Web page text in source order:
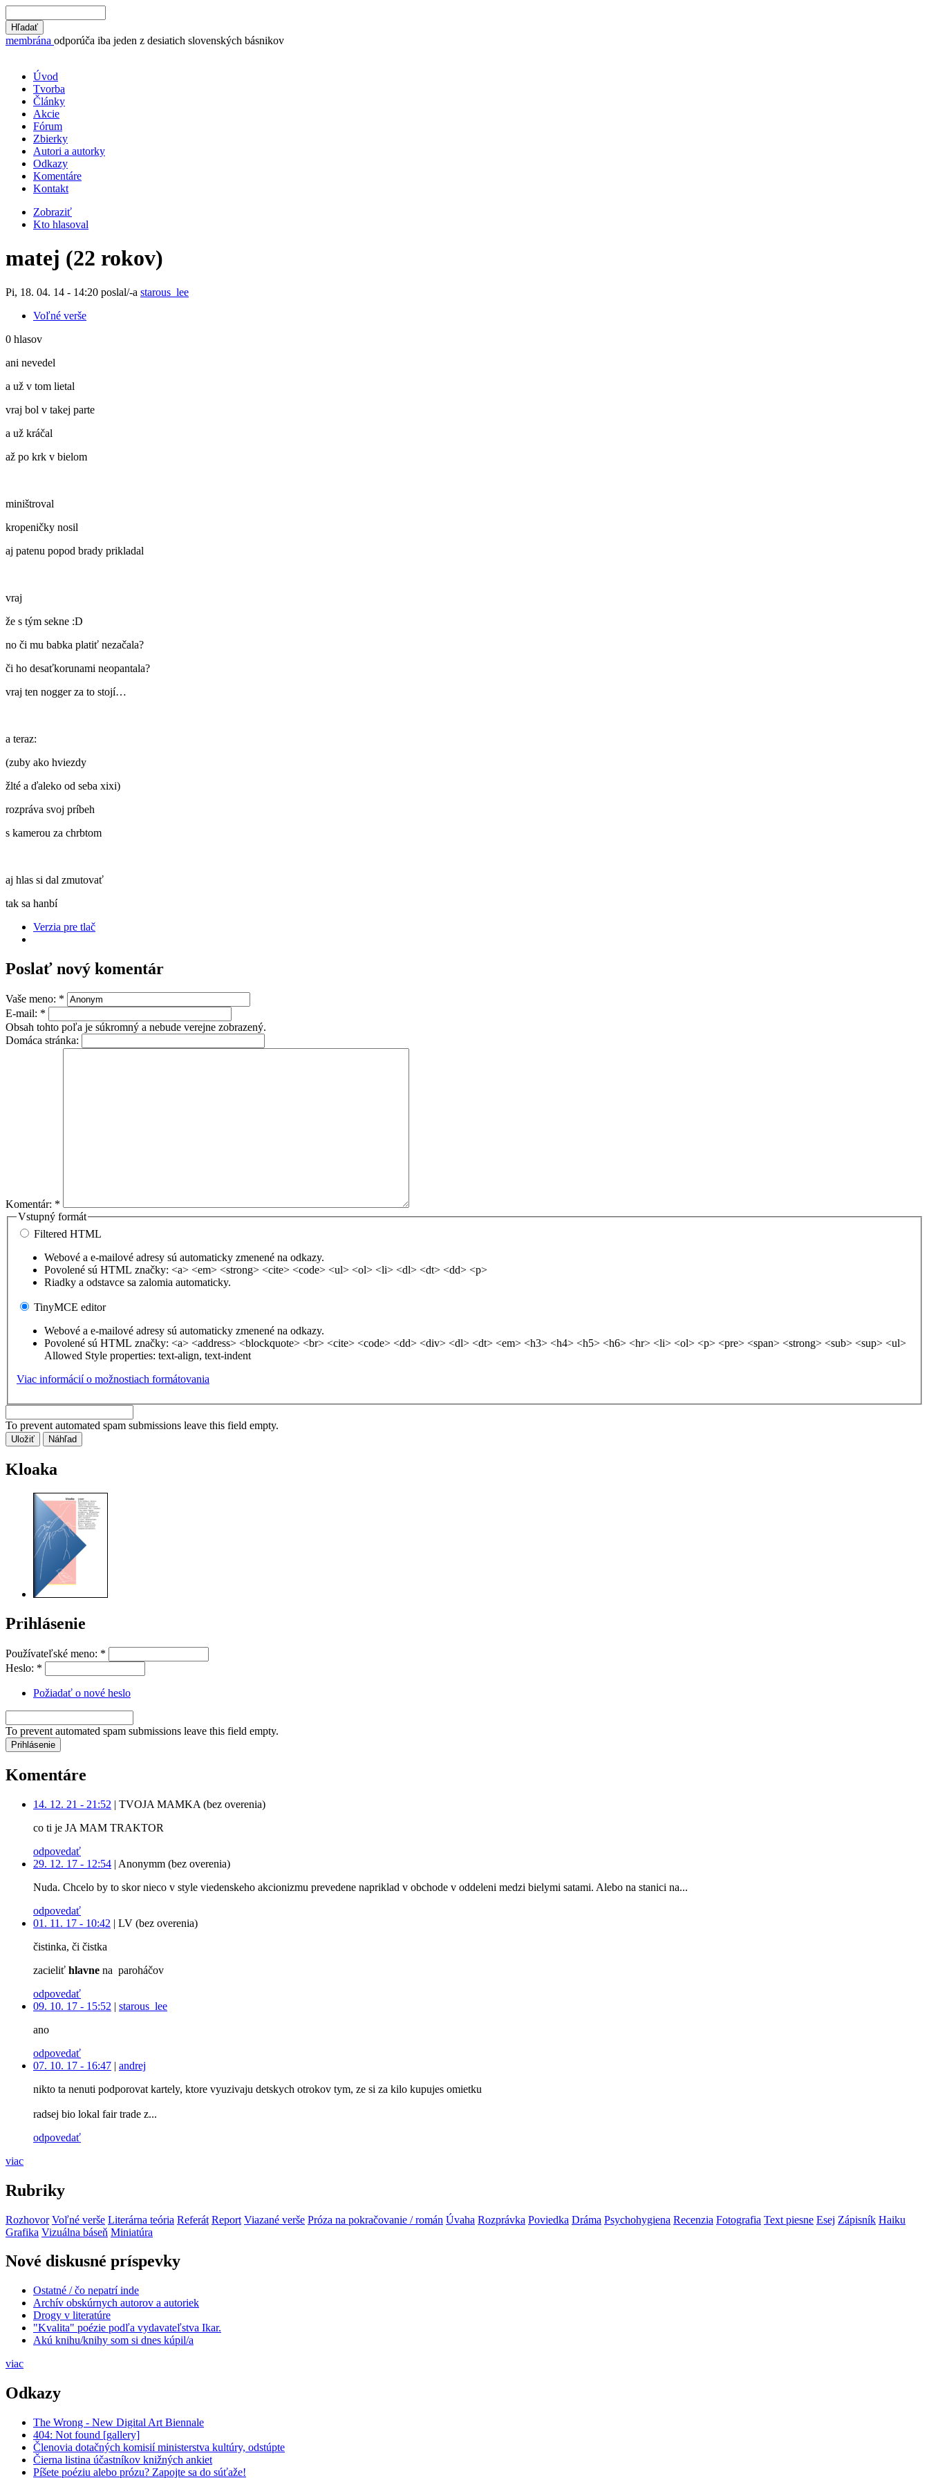
membrána odporúča iba jeden z desiatich slovenských básnikov
Úvod
Tvorba
Články
Akcie
Fórum
Zbierky
Autori a autorky
Odkazy
Komentáre
Kontakt
Zobraziť
Kto hlasoval
matej (22 rokov)
Pi, 18. 04. 14 - 14:20 poslal/-a starous_lee
Voľné verše
0 hlasov
ani nevedel
a už v tom lietal
vraj bol v takej parte
a už kráčal
až po krk v bielom
miništroval
kropeničky nosil
aj patenu popod brady prikladal
vraj
že s tým sekne :D
no či mu babka platiť nezačala?
či ho desaťkorunami neopantala?
vraj ten nogger za to stojí…
a teraz:
(zuby ako hviezdy
žlté a ďaleko od seba xixi)
rozpráva svoj príbeh
s kamerou za chrbtom
aj hlas si dal zmutovať
tak sa hanbí
Verzia pre tlač
Poslať nový komentár
Vaše meno: *
E-mail: *
Obsah tohto poľa je súkromný a nebude verejne zobrazený.
Domáca stránka:
Komentár: *
Vstupný formát
Filtered HTML
Webové a e-mailové adresy sú automaticky zmenené na odkazy.
Povolené sú HTML značky: <a> <em> <strong> <cite> <code> <ul> <ol> <li> <dl> <dt> <dd> <p>
Riadky a odstavce sa zalomia automaticky.
TinyMCE editor
Webové a e-mailové adresy sú automaticky zmenené na odkazy.
Povolené sú HTML značky: <a> <address> <blockquote> <br> <cite> <code> <dd> <div> <dl> <dt> <em> <h3> <h4> <h5> <h6> <hr> <li> <ol> <p> <pre> <span> <strong> <sub> <sup> <ul>
Allowed Style properties: text-align, text-indent
Viac informácií o možnostiach formátovania
To prevent automated spam submissions leave this field empty.
Kloaka
Prihlásenie
Používateľské meno: *
Heslo: *
Požiadať o nové heslo
To prevent automated spam submissions leave this field empty.
Komentáre
14. 12. 21 - 21:52 | TVOJA MAMKA (bez overenia)
co ti je JA MAM TRAKTOR
odpovedať
29. 12. 17 - 12:54 | Anonymm (bez overenia)
Nuda. Chcelo by to skor nieco v style viedenskeho akcionizmu prevedene napriklad v obchode v oddeleni medzi bielymi satami. Alebo na stanici na...
odpovedať
01. 11. 17 - 10:42 | LV (bez overenia)
čistinka, či čistka
zacieliť hlavne na paroháčov
odpovedať
09. 10. 17 - 15:52 | starous_lee
ano
odpovedať
07. 10. 17 - 16:47 | andrej
nikto ta nenuti podporovat kartely, ktore vyuzivaju detskych otrokov tym, ze si za kilo kupujes omietku
radsej bio lokal fair trade z...
odpovedať
viac
Rubriky
Rozhovor Voľné verše Literárna teória Referát Report Viazané verše Próza na pokračovanie / román Úvaha Rozprávka Poviedka Dráma Psychohygiena Recenzia Fotografia Text piesne Esej Zápisník Haiku
Grafika Vizuálna báseň Miniatúra
Nové diskusné príspevky
Ostatné / čo nepatrí inde
Archív obskúrnych autorov a autoriek
Drogy v literatúre
"Kvalita" poézie podľa vydavateľstva Ikar.
Akú knihu/knihy som si dnes kúpil/a
viac
Odkazy
The Wrong - New Digital Art Biennale
404: Not found [gallery]
Členovia dotačných komisií ministerstva kultúry, odstúpte
Čierna listina účastníkov knižných ankiet
Píšete poéziu alebo prózu? Zapojte sa do súťaže!